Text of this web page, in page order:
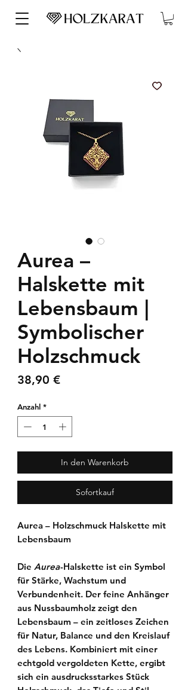
Aurea –
Halskette mit
Lebensbaum |
Symbolischer
Holzschmuck
38,90 €Preis
Anzahl *
In den Warenkorb
Sofortkauf
Aurea – Holzschmuck Halskette mit
Lebensbaum
Die Aurea-Halskette ist ein Symbol
für Stärke, Wachstum und
Verbundenheit. Der feine Anhänger
aus Nussbaumholz zeigt den
Lebensbaum – ein zeitloses Zeichen
für Natur, Balance und den Kreislauf
des Lebens. Kombiniert mit einer
echtgold vergoldeten Kette, ergibt
sich ein ausdrucksstarkes Stück